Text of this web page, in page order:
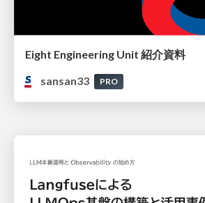
Eight Engineering Unit 紹介資料
sansan33
PRO